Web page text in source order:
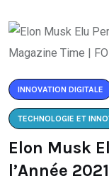
INNOVATION DIGITALE
TECHNOLOGIE ET
Elon Musk
l’Année